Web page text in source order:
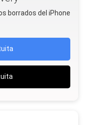
borrados del iPhone